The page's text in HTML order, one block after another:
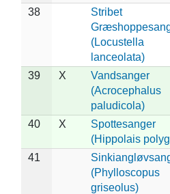
38
Stribet
(Locustella
lanceolata)
39 X
Vandsanger
(Acrocephalus
paludicola)
40 X
Spottesanger
(Hippolais
41
(Phylloscopus
griseolus)